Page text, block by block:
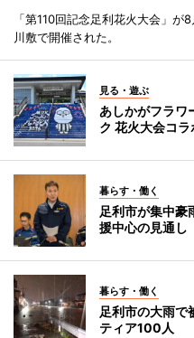
「第110回記念足利花火大会」
川敷で開催された。
見る・遊ぶ
あしかがフラワ
ク 花火大会コラ
暮らす・働く
足利市が集中
援中心の見通し
暮らす・働く
足利市の大雨
ティア100人